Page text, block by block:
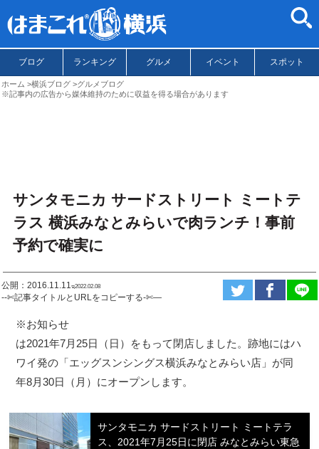
ブログ ランキング グルメ イベント スポット
ホーム 横浜ブログ
グルメブログ
※記事内の広告から媒体維持のために収益を得る場合があります
サンタモニカ サードストリート ミートテ
ラス 横浜みなとみらいで肉ランチ！事前
予約で確実に
公開：2016.11.11ಇ2022.02.08
--✄記事タイトルとURLをコピーする-✄—
※お知らせ
は2021年7月25日（日）をもって閉店しました。跡地にはハ
ワイ発の「エッグスンシングス横浜みなとみらい店」が同
年8月30日（月）にオープンします。
サンタモニカ サードストリート ミートテラ
ス、2021年7月25日に閉店 みなとみらい東急